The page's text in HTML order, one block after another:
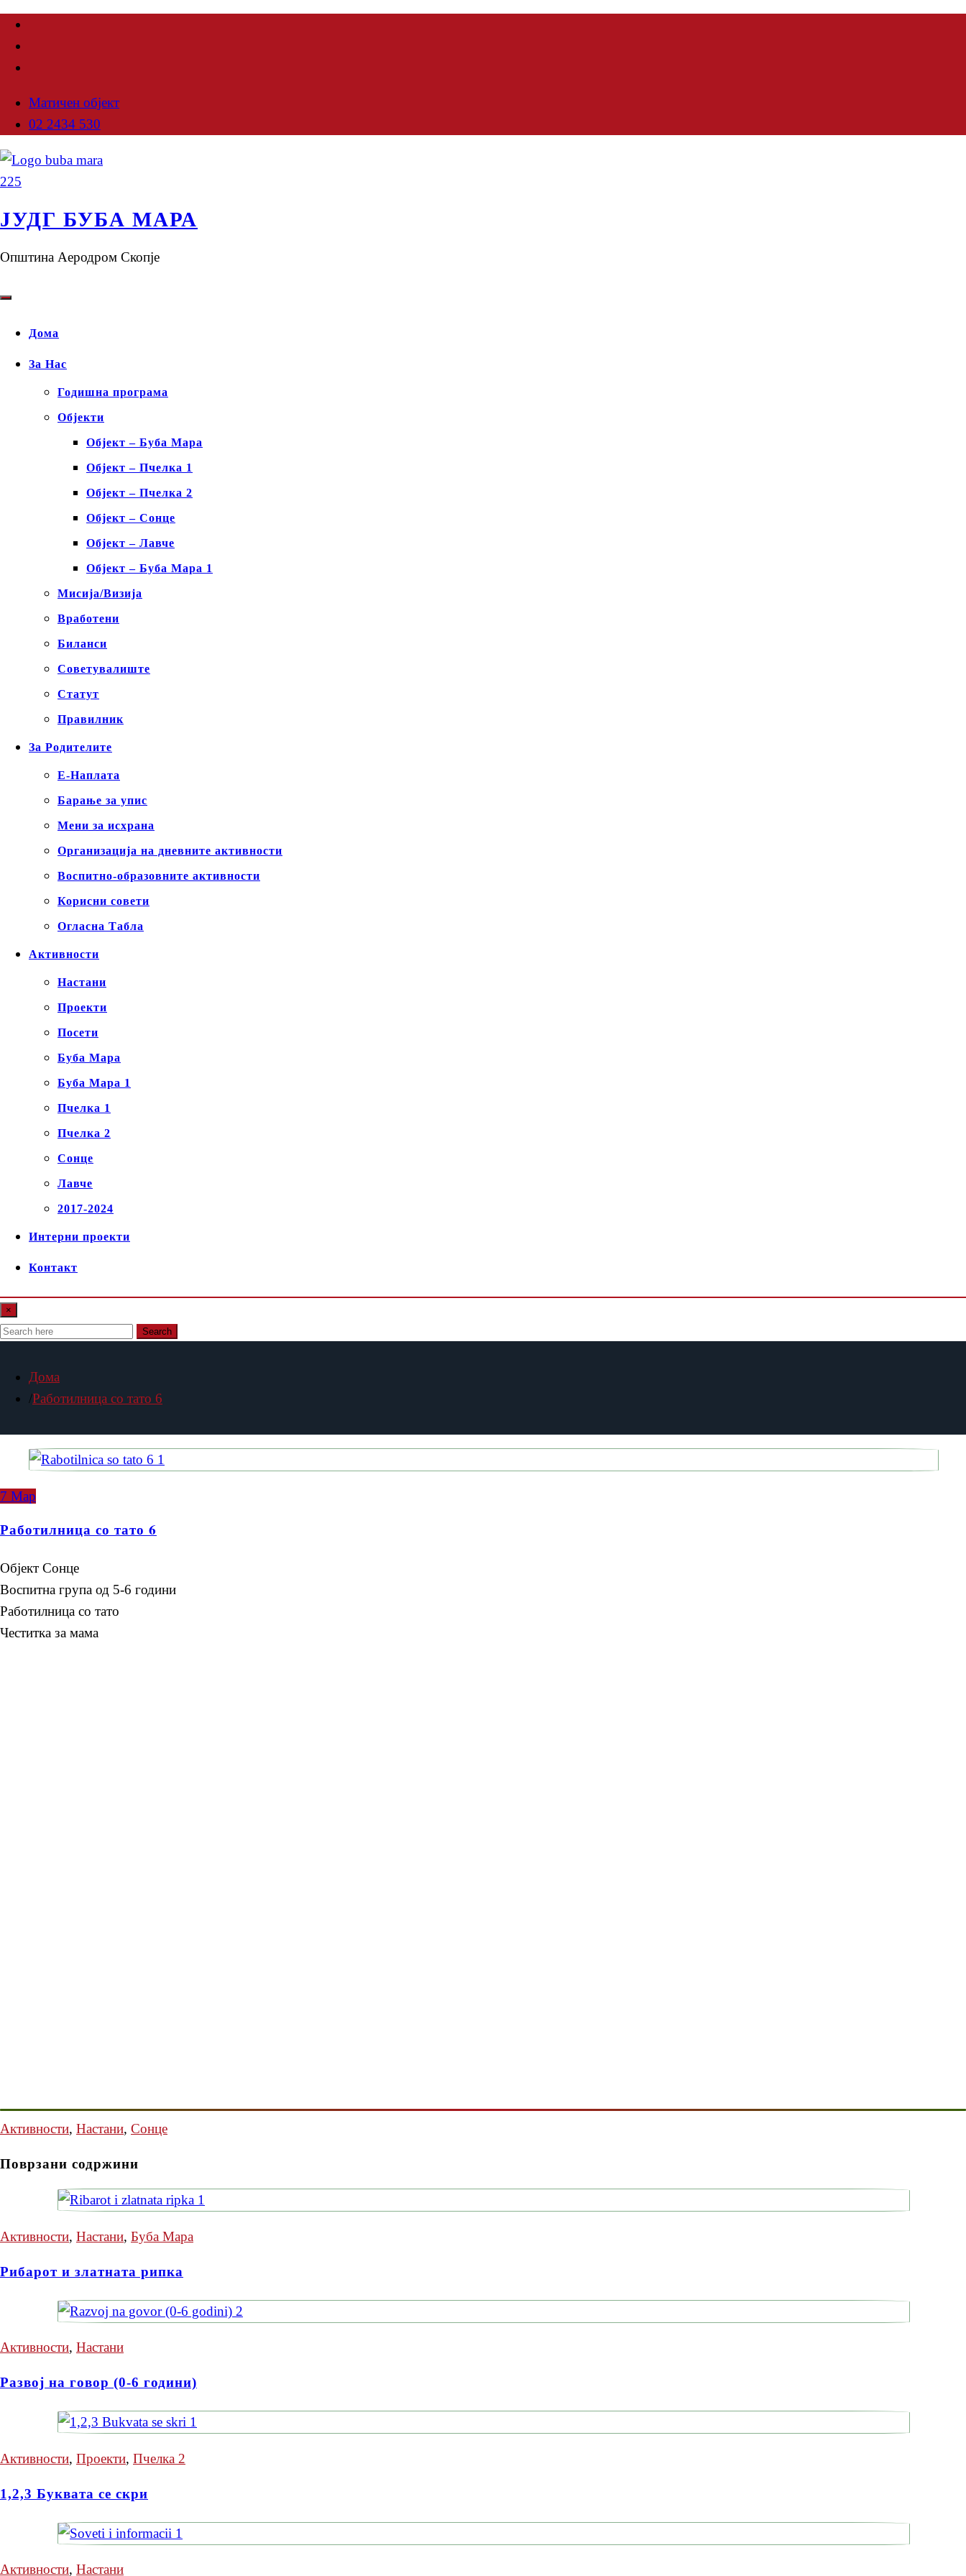
Матичен објект
02 2434 530
ЈУДГ БУБА МАРА
Општина Аеродром Скопје
Дома
За Нас
Годишна програма
Објекти
Објект – Буба Мара
Објект – Пчелка 1
Објект – Пчелка 2
Објект – Сонце
Објект – Лавче
Објект – Буба Мара 1
Мисија/Визија
Вработени
Биланси
Советувалиште
Статут
Правилник
За Родителите
Е-Наплата
Барање за упис
Мени за исхрана
Организација на дневните активности
Воспитно-образовните активности
Корисни совети
Огласна Табла
Активности
Настани
Проекти
Посети
Буба Мара
Буба Мара 1
Пчелка 1
Пчелка 2
Сонце
Лавче
2017-2024
Интерни проекти
Контакт
×
Search
Дома
Работилница со тато 6
7 Мар
Работилница со тато 6
Објект Сонце
Воспитна група од 5-6 години
Работилница со тато
Честитка за мама
Активности, Настани, Сонце
Поврзани содржини
Активности, Настани, Буба Мара
Рибарот и златната рипка
Активности, Настани
Развој на говор (0-6 години)
Активности, Проекти, Пчелка 2
1,2,3 Буквата се скри
Активности, Настани